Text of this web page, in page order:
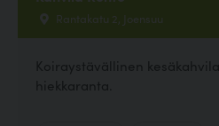
Rantakatu 2, Joensuu
Koiraystävällinen
hiekkaranta.